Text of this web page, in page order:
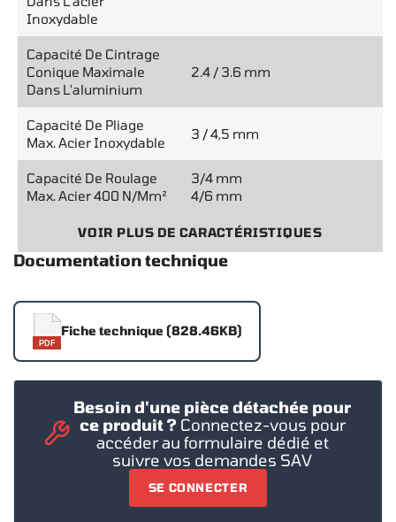
Inoxydable
Capacité De Cintrage
Conique Maximale
Dans L'aluminium
2.4 / 3.6 mm
Capacité De Pliage
Max. Acier Inoxydable
3 / 4,5 mm
Capacité De Roulage
Max. Acier 400 N/mm²
3/4 mm
4/6 mm
VOIR PLUS DE CARACTÉRISTIQUES
Documentation technique
PDF
Fiche technique (828.46KB)
Besoin d'une pièce détachée pour
ce produit ? Connectez-vous pour
accéder au formulaire dédié et
suivre vos demandes SAV
SE CONNECTER